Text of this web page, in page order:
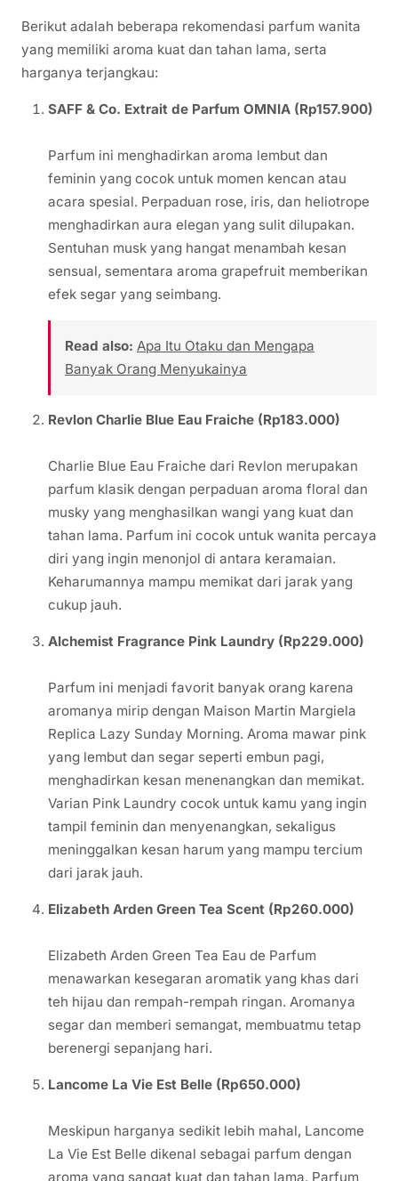
Berikut adalah beberapa rekomendasi parfum wanita
yang memiliki aroma kuat dan tahan lama, serta
harganya terjangkau:
SAFF & Co. Extrait de Parfum OMNIA (Rp157.900)
Parfum ini menghadirkan aroma lembut dan
feminin yang cocok untuk momen kencan atau
acara spesial. Perpaduan rose, iris, dan heliotrope
menghadirkan aura elegan yang sulit dilupakan.
Sentuhan musk yang hangat menambah kesan
sensual, sementara aroma grapefruit memberikan
efek segar yang seimbang.
Read also: Apa Itu Otaku dan Mengapa
Banyak Orang Menyukainya
Revlon Charlie Blue Eau Fraiche (Rp183.000)
Charlie Blue Eau Fraiche dari Revlon merupakan
parfum klasik dengan perpaduan aroma floral dan
musky yang menghasilkan wangi yang kuat dan
tahan lama. Parfum ini cocok untuk wanita percaya
diri yang ingin menonjol di antara keramaian.
Keharumannya mampu memikat dari jarak yang
cukup jauh.
Alchemist Fragrance Pink Laundry (Rp229.000)
Parfum ini menjadi favorit banyak orang karena
aromanya mirip dengan Maison Martin Margiela
Replica Lazy Sunday Morning. Aroma mawar pink
yang lembut dan segar seperti embun pagi,
menghadirkan kesan menenangkan dan memikat.
Varian Pink Laundry cocok untuk kamu yang ingin
tampil feminin dan menyenangkan, sekaligus
meninggalkan kesan harum yang mampu tercium
dari jarak jauh.
Elizabeth Arden Green Tea Scent (Rp260.000)
Elizabeth Arden Green Tea Eau de Parfum
menawarkan kesegaran aromatik yang khas dari
teh hijau dan rempah-rempah ringan. Aromanya
segar dan memberi semangat, membuatmu tetap
berenergi sepanjang hari.
Lancome La Vie Est Belle (Rp650.000)
Meskipun harganya sedikit lebih mahal, Lancome
La Vie Est Belle dikenal sebagai parfum dengan
aroma yang sangat kuat dan tahan lama. Parfum